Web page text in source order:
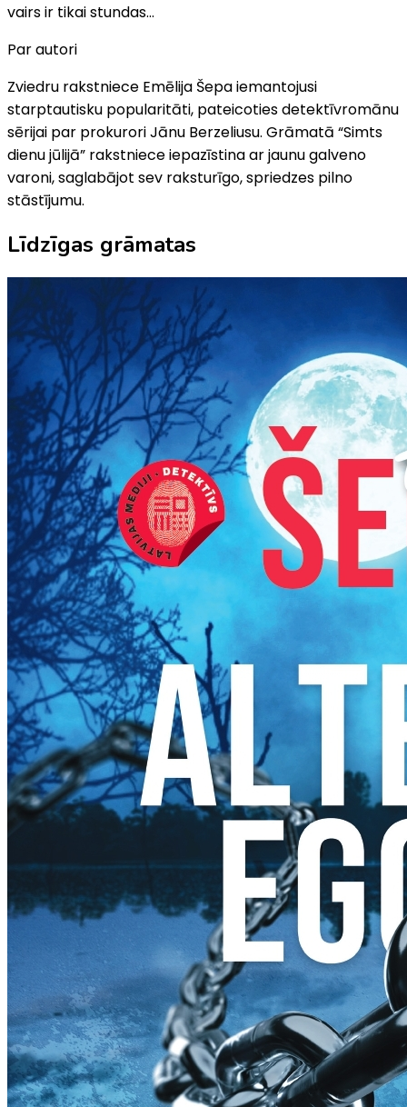
vairs ir tikai stundas…
Par autori
Zviedru rakstniece Emēlija Šepa iemantojusi
starptautisku popularitāti, pateicoties detektīvromānu
sērijai par prokurori Jānu Berzeliusu. Grāmatā “Simts
dienu jūlijā” rakstniece iepazīstina ar jaunu galveno
varoni, saglabājot sev raksturīgo, spriedzes pilno
stāstījumu.
Līdzīgas grāmatas